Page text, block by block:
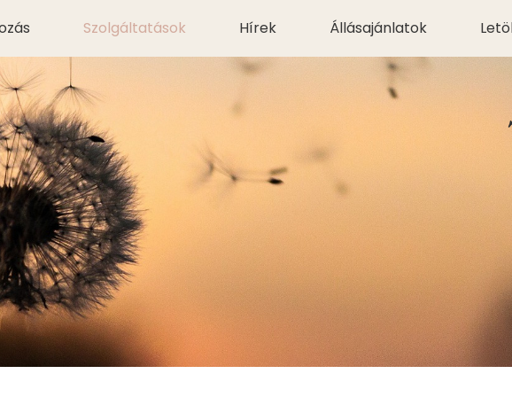
Szolgáltatások Hírek Állásajánlatok